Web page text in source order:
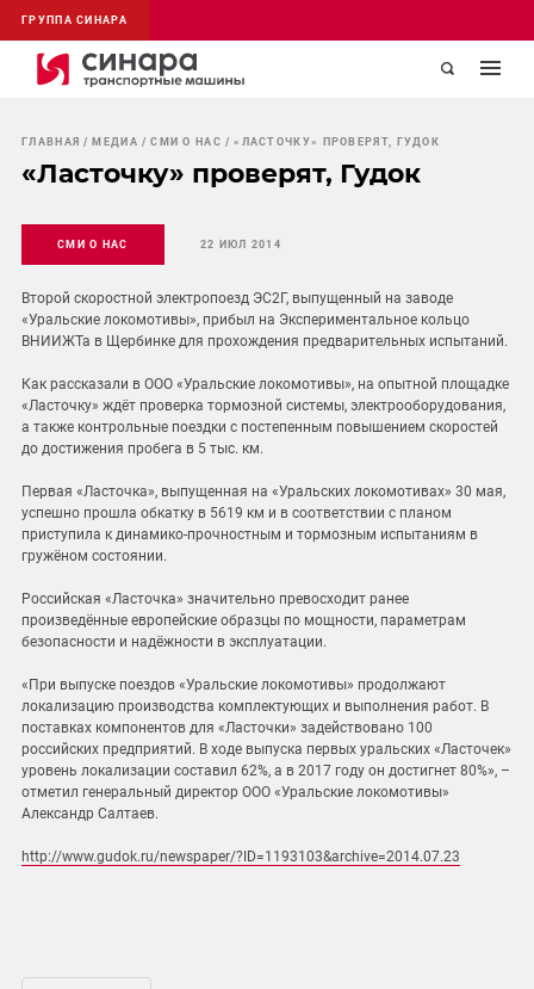
ГРУППА СИНАРА
ГЛАВНАЯ МЕДИА СМИ О НАС «ЛАСТОЧКУ» ПРОВЕРЯТ, ГУДОК
«Ласточку» проверят, Гудок
СМИ О НАС 22 ИЮЛ 2014
Второй скоростной электропоезд ЭС2Г, выпущенный на заводе
«Уральские локомотивы», прибыл на Экспериментальное кольцо
ВНИИЖТа в Щербинке для прохождения предварительных испытаний.
Как рассказали в ООО «Уральские локомотивы», на опытной площадке
«Ласточку» ждёт проверка тормозной системы, электрооборудования,
а также контрольные поездки с постепенным повышением скоростей
до достижения пробега в 5 тыс. км.
Первая «Ласточка», выпущенная на «Уральских локомотивах» 30 мая,
успешно прошла обкатку в 5619 км и в соответствии с планом
приступила к динамико-прочностным и тормозным испытаниям в
гружёном состоянии.
Российская «Ласточка» значительно превосходит ранее
произведённые европейские образцы по мощности, параметрам
безопасности и надёжности в эксплуатации.
«При выпуске поездов «Уральские локомотивы» продолжают
локализацию производства комплектующих и выполнения работ. В
поставках компонентов для «Ласточки» задействовано 100
российских предприятий. В ходе выпуска первых уральских «Ласточек»
уровень локализации составил 62%, а в 2017 году он достигнет 80%», –
отметил генеральный директор ООО «Уральские локомотивы»
Александр Салтаев.
http://www.gudok.ru/newspaper/?ID=1193103&archive=2014.07.23